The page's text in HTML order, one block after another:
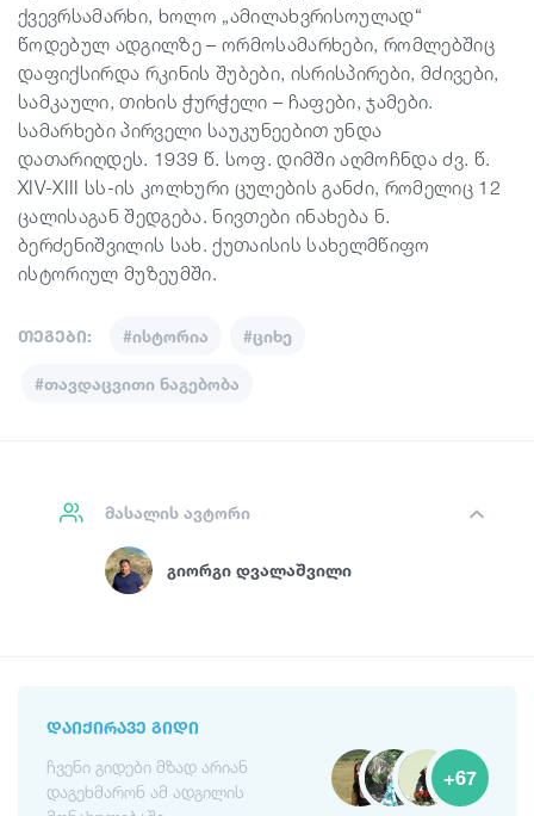
ქვევრსამარხი, ხოლო „ამილახვრისოულად“
წოდებულ ადგილზე – ორმოსამარხები, რომლებშიც
დაფიქსირდა რკინის შუბები, ისრისპირები, მძივები,
სამკაული, თიხის ჭურჭელი – ჩაფები, ჯამები.
სამარხები პირველი საუკუნეებით უნდა
დათარიღდეს. 1939 წ. სოფ. დიმში აღმოჩნდა ძვ. წ.
XIV-XIII სს-ის კოლხური ცულების განძი, რომელიც 12
ცალისაგან შედგება. ნივთები ინახება ნ.
ბერძენიშვილის სახ. ქუთაისის სახელმწიფო
ისტორიულ მუზეუმში.
თეგები: #ისტორია #ციხე
#თავდაცვითი ნაგებობა
მასალის ავტორი
Გიორგი Დვალაშვილი
ᲓᲐᲘᲥᲘᲠᲐᲕᲔ ᲒᲘᲓᲘ
ჩვენი გიდები მზად არიან
დაგეხმარონ ამ ადგილის
+67